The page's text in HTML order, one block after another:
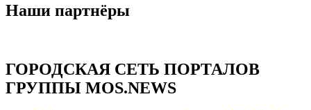
Наши партнёры
ГОРОДСКАЯ СЕТЬ ПОРТАЛОВ
ГРУППЫ MOS.NEWS